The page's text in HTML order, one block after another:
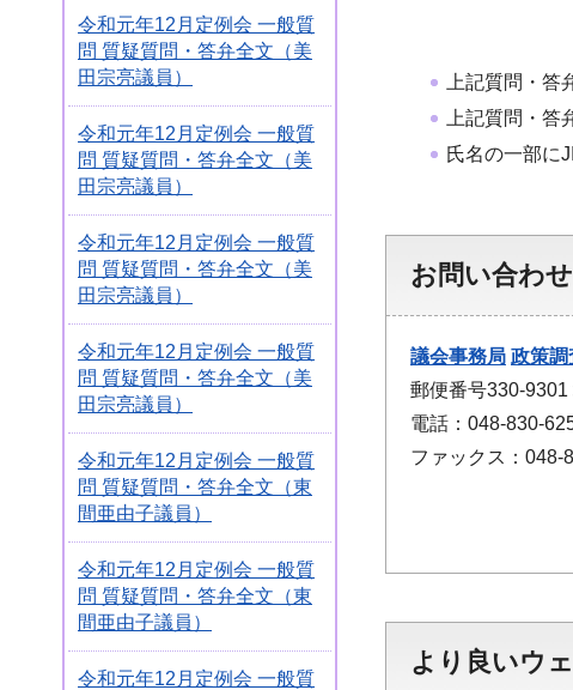
令和元年12月定例会 一般質
問 質疑質問・答弁全文（美
田宗亮議員）
令和元年12月定例会 一般質
問 質疑質問・答弁全文（美
田宗亮議員）
令和元年12月定例会 一般質
問 質疑質問・答弁全文（美
田宗亮議員）
令和元年12月定例会 一般質
問 質疑質問・答弁全文（美
田宗亮議員）
令和元年12月定例会 一般質
問 質疑質問・答弁全文（東
間亜由子議員）
令和元年12月定例会 一般質
問 質疑質問・答弁全文（東
間亜由子議員）
令和元年12月定例会 一般質
上記質問・答
上記質問・
氏名の一部に
お問い合わせ
議会事務局 政策調
郵便番号330-
電話：048-830-
ファックス：048-
より良いウ